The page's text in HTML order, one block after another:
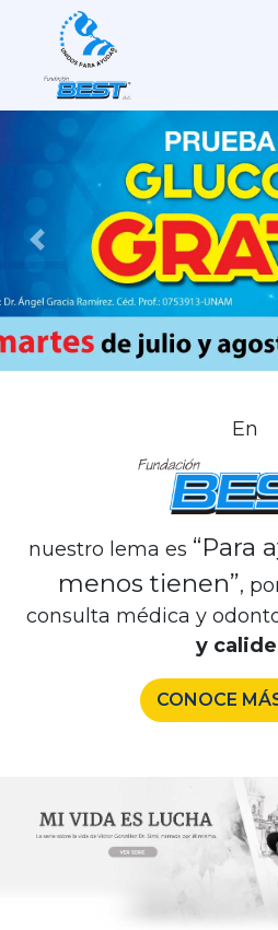
Previous
En
nuestro lema es “Para
menos tienen”,
consulta médica y
y
CONOCE